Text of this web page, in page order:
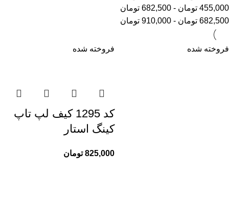
455,000 تومان -
682,500 تومان
682,500 تومان -
910,000 تومان
فروخته شده فروخته شده
کد 1295 کیف لپ تاپ
کینگ استار
825,000 تومان